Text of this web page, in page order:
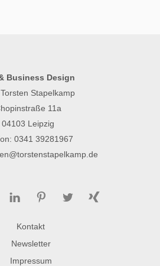
Business Design
Stapelkamp
11a
04103 Leipzig
0341 39281967
LinkedInPinterestTwitterXing
Kontakt
Newsletter
Impressum